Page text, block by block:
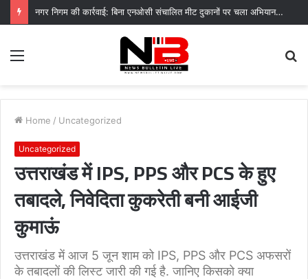
नगर निगम की कार्रवाई: बिना एनओसी संचालित मीट दुकानों पर चला अभियान, 45250 रुपये का चालान
Menu
Home / Uncategorized
Uncategorized
उत्तराखंड में IPS, PPS और PCS के हुए
तबादले, निवेदिता कुकरेती बनी आईजी
कुमाऊं
उत्तराखंड में आज 5 जून शाम को IPS, PPS और PCS अफसरों
के तबादलों की लिस्ट जारी की गई है. जानिए किसको क्या